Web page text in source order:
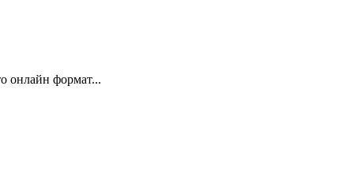
онлайн формат...